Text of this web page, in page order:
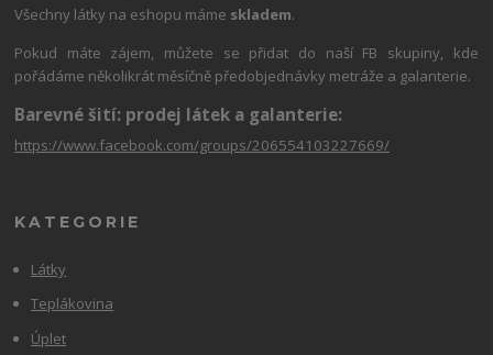
Všechny látky na eshopu máme skladem.
Pokud máte zájem, můžete se přidat do naší FB skupiny, kde
pořádáme několikrát měsíčně předobjednávky metráže a galanterie.
Barevné šití: prodej látek a galanterie:
https://www.facebook.com/groups/206554103227669/
KATEGORIE
Látky
Teplákovina
Úplet